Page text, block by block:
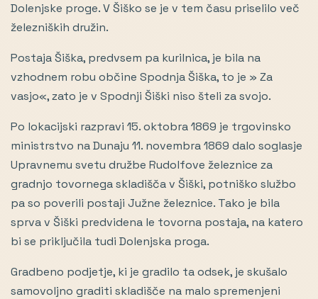
Dolenjske proge. V Šiško se je v tem času priselilo več
železniških družin.
Postaja Šiška, predvsem pa kurilnica, je bila na
vzhodnem robu občine Spodnja Šiška, to je » Za
vasjo«, zato je v Spodnji Šiški niso šteli za svojo.
Po lokacijski razpravi 15. oktobra 1869 je trgovinsko
ministrstvo na Dunaju 11. novembra 1869 dalo soglasje
Upravnemu svetu družbe Rudolfove železnice za
gradnjo tovornega skladišča v Šiški, potniško službo
pa so poverili postaji Južne železnice. Tako je bila
sprva v Šiški predvidena le tovorna postaja, na katero
bi se priključila tudi Dolenjska proga.
Gradbeno podjetje, ki je gradilo ta odsek, je skušalo
samovoljno graditi skladišče na malo spremenjeni